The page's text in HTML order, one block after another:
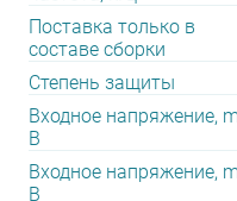
Поставка только в
составе сборки
Степень защиты
Входное напряжение,
В
Входное напряжение,
В